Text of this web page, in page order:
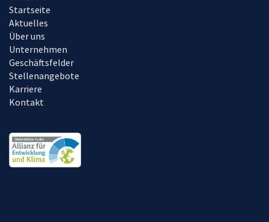
Startseite
Aktuelles
Über uns
Unternehmen
Geschäftsfelder
Stellenangebote
Karriere
Kontakt